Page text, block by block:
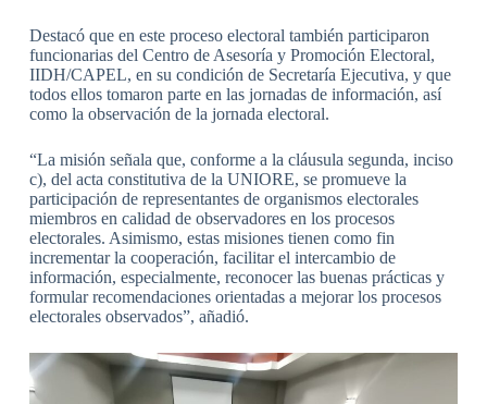
Destacó que en este proceso electoral también participaron
funcionarias del Centro de Asesoría y Promoción Electoral,
IIDH/CAPEL, en su condición de Secretaría Ejecutiva, y que
todos ellos tomaron parte en las jornadas de información, así
como la observación de la jornada electoral.
“La misión señala que, conforme a la cláusula segunda, inciso
c), del acta constitutiva de la UNIORE, se promueve la
participación de representantes de organismos electorales
miembros en calidad de observadores en los procesos
electorales. Asimismo, estas misiones tienen como fin
incrementar la cooperación, facilitar el intercambio de
información, especialmente, reconocer las buenas prácticas y
formular recomendaciones orientadas a mejorar los procesos
electorales observados”, añadió.